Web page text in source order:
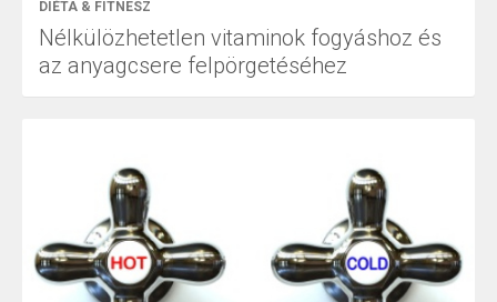
DIÉTA & FITNESZ
Nélkülözhetetlen vitaminok fogyáshoz és
az anyagcsere felpörgetéséhez